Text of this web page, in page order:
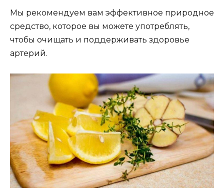
Мы рекомендуем вам эффективное природное
средство, которое вы можете употреблять,
чтобы очищать и поддерживать здоровье
артерий.